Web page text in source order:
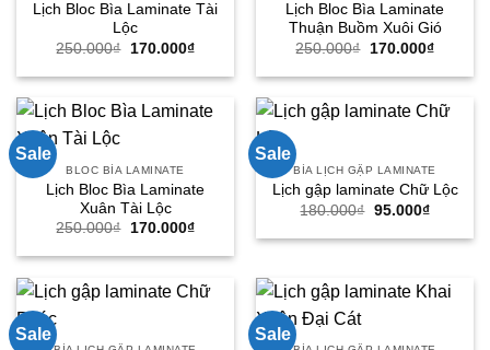
Lịch Bloc Bìa Laminate Tài
Lộc
250.000₫
Giá
là:
170.000₫Giá
tại
170.000₫.
Lịch Bloc Bìa Laminate
Thuận Buồm Xuôi Gió
250.000₫
Giá
là:
170.000₫Giá
tại
Sale
BLOC BÌA LAMINATE
Lịch Bloc Bìa Laminate
Xuân Tài Lộc
250.000₫
Giá
là:
170.000₫Giá
tại
170.000₫.
Sale
BÌA LỊCH GẬP LAMINATE
Lịch gập laminate Chữ Lộc
180.000₫ Giá
là:
95.000₫Giá
tại
Sale Sale